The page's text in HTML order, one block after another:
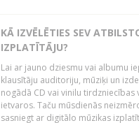
KĀ IZVĒLĒTIES SEV
IZPLATĪTĀJU?
Lai ar jauno dziesmu vai albumu
klausītāju auditoriju, mūziķi un
nogādā CD vai vinilu
ietvaros. Taču mūsdienās
sasniegt ar digitālo mūzikas